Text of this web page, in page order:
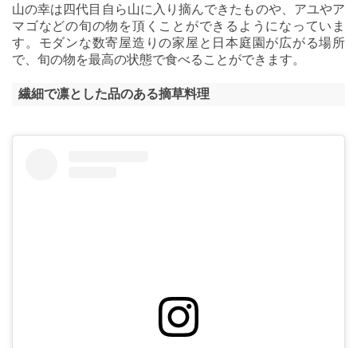
山の幸は四代目自ら山に入り摘んできたものや、アユやア
マゴなどの旬の物を頂くことができるようになっていま
す。モダンな数寄屋造りの家屋と日本庭園が広がる場所
で、旬の物を最高の状態で食べることができます。
繊細で凛とした品のある摘草料理